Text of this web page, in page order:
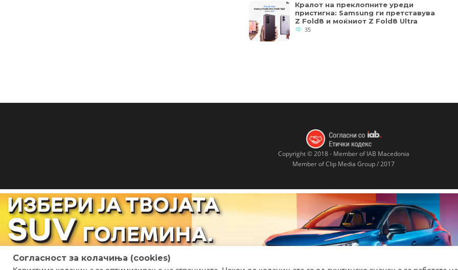
Кралот на преклопните уреди
пристигна: Samsung ги претставува
Z Fold8 и моќниот Z Fold8 Ultra
35
Copyright © 2018 - Member of IAB Macedonia
Member of Clip Media Group / 2017
Согласност за колачиња (cookies)